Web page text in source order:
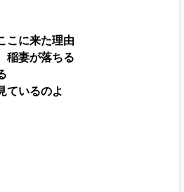
に来た理由
妻が落ちる
いるのよ